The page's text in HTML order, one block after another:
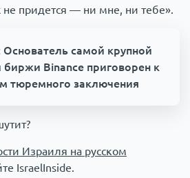
придется — ни мне, ни тебе».
Основатель самой крупной
Binance приговорен к
тюремного заключения
Израиля на русском
IsraelInside.